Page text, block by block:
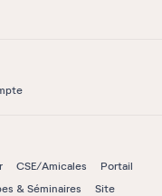
CSE/Amicales
Portail
& Séminaires
Site